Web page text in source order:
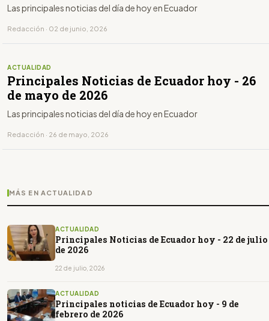
Las principales noticias del día de hoy en Ecuador
Redacción · 02 de junio, 2026
ACTUALIDAD
Principales Noticias de Ecuador hoy - 26
de mayo de 2026
Las principales noticias del día de hoy en Ecuador
Redacción · 26 de mayo, 2026
MÁS EN ACTUALIDAD
ACTUALIDAD
Principales Noticias de Ecuador hoy - 22 de julio
de 2026
22 de julio, 2026
ACTUALIDAD
Principales noticias de Ecuador hoy - 9 de
febrero de 2026